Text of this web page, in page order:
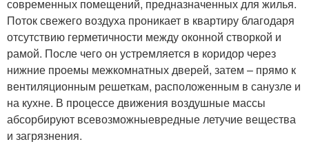
современных помещений, предназначенных для жилья.
Поток свежего воздуха проникает в квартиру благодаря
отсутствию герметичности между оконной створкой и
рамой. После чего он устремляется в коридор через
нижние проемы межкомнатных дверей, затем – прямо к
вентиляционным решеткам, расположенным в санузле и
на кухне. В процессе движения воздушные массы
абсорбируют всевозможныевредные летучие вещества
и загрязнения.